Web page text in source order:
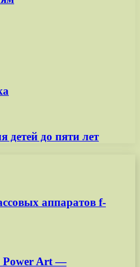
детей до пяти лет
аппаратов f-
Power Art —